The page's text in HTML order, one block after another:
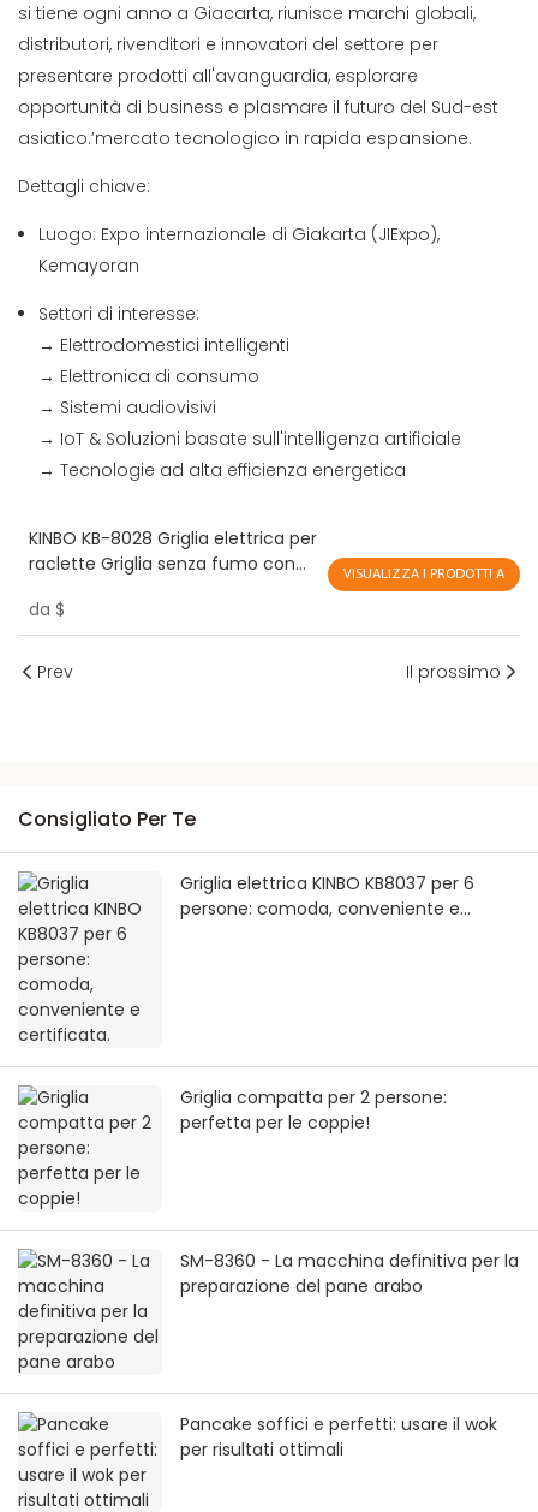
si tiene ogni anno a Giacarta, riunisce marchi globali,
distributori, rivenditori e innovatori del settore per
presentare prodotti all'avanguardia, esplorare
opportunità di business e plasmare il futuro del Sud-est
asiatico.’mercato tecnologico in rapida espansione.
Dettagli chiave:
Luogo: Expo internazionale di Giakarta (JIExpo),
Kemayoran
Settori di interesse:
→ Elettrodomestici intelligenti
→ Elettronica di consumo
→ Sistemi audiovisivi
→ IoT & Soluzioni basate sull'intelligenza artificiale
→ Tecnologie ad alta efficienza energetica
KINBO KB-8028 Griglia elettrica per
raclette Griglia senza fumo con
interna
da $
VISUALIZZA I PRODOTTI A
Prev Il prossimo
Consigliato Per Te
Griglia elettrica KINBO KB8037 per 6
persone: comoda, conveniente e
Griglia compatta per 2 persone:
perfetta per le coppie!
SM-8360 - La macchina definitiva per la
preparazione del pane arabo
Pancake soffici e perfetti: usare il wok
per risultati ottimali